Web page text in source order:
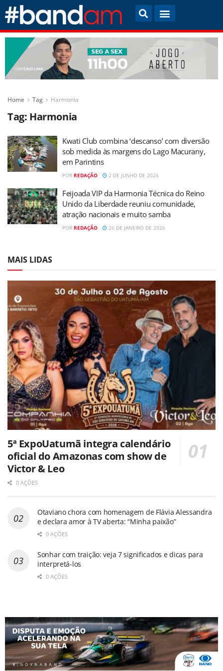
Home Tag Harmonia
Tag: Harmonia
Kwati Club combina ‘descanso’ com diversão
sob medida às margens do Lago Macurany,
em Parintins
POR REDAÇÃO 2 DE JUNHO DE 2026
Feijoada VIP da Harmonia Técnica do Reino
Unido da Liberdade reuniu comunidade,
atração nacionais e muito samba
POR REDAÇÃO 26 DE JANEIRO DE 2026
MAIS LIDAS
5ª ExpoUatumã integra calendário
oficial do Amazonas com show de
Victor & Leo
0 AÇÕES
Otaviano chora com homenagem de Flávia Alessandra
e declara amor à TV aberta: “Minha paixão”
0 AÇÕES
Sonhar com traição: veja 7 significados e dicas para
interpretá-los
0 AÇÕES